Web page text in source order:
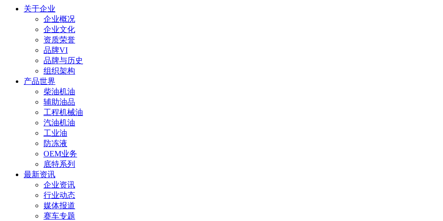
关于企业
企业概况
企业文化
资质荣誉
品牌VI
品牌与历史
组织架构
产品世界
柴油机油
辅助油品
工程机械油
汽油机油
工业油
防冻液
OEM业务
底特系列
最新资讯
企业资讯
行业动态
媒体报道
赛车专题